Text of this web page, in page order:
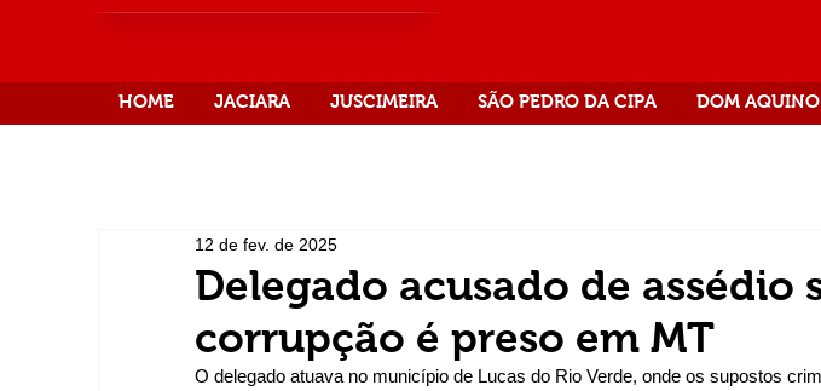
HOME JACIARA JUSCIMEIRA SÃO PEDRO DA CIPA DOM AQUINO
Delegado acusado de assédio
corrupção é preso em MT
12 de fev. de 2025
O delegado atuava no município de Lucas do Rio Verde, onde os supostos